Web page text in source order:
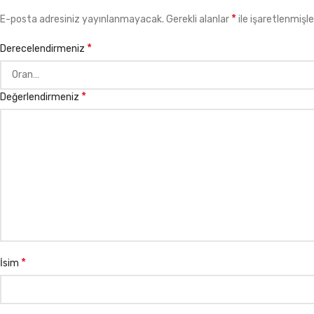
E-posta adresiniz yayınlanmayacak. Gerekli alanlar *ile
Derecelendirmeniz *
Değerlendirmeniz *
İsim *